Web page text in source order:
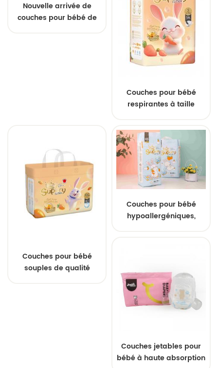
Nouvelle arrivée de
couches pour bébé de
Couches pour bébé
respirantes à taille
absorbantes et anti-
fuites pour un confort
tout au long de la
journée
Couches pour bébé
souples de qualité
Couches pour bébé
hypoallergéniques,
Couches jetables pour
bébé à haute absorption